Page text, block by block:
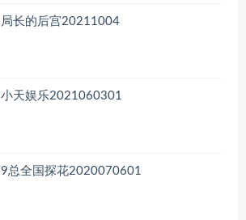
局长的后宫20211004
小天娱乐2021060301
9总全国探花2020070601